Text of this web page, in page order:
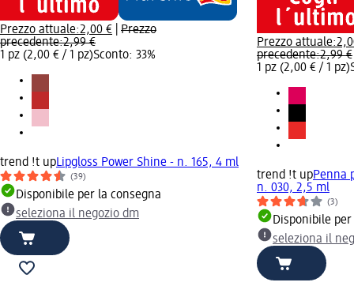
Prezzo attuale:2,00 €
Prezzo
precedente:2,99 €
1 pz (2,00 € / 1 pz)Sconto: 33%
trend !t upLipgloss Power Shine - n. 165, 4 ml
(39)
Disponibile per la consegna
seleziona il negozio dm
Prezzo attuale:
precedente:2,99 €
1 pz (2,00 € / 1 pz)
trend !t upPenna
n. 030, 2,5 ml
(3)
Disponibile
seleziona il